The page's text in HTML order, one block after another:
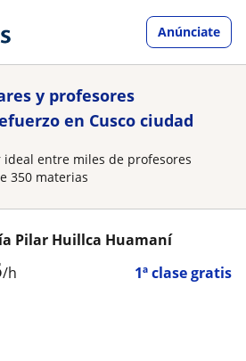
Anúnciate
y profesores
en Cusco ciudad
entre miles de profesores
350 materias
/h 1ª clase gratis
Pilar Huillca Huamaní